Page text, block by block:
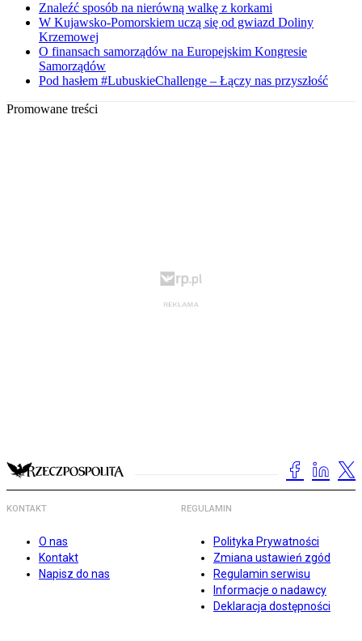
Znaleźć sposób na nierówną walkę z korkami
W Kujawsko-Pomorskiem uczą się od gwiazd Doliny
Krzemowej
O finansach samorządów na Europejskim Kongresie
Samorządów
Pod hasłem #LubuskieChallenge – Łączy nas przyszłość
Promowane treści
KONTAKT
O nas
Kontakt
Napisz do nas
REGULAMIN
Polityka Prywatności
Zmiana ustawień zgód
Regulamin serwisu
Informacje o nadawcy
Deklaracja dostępności